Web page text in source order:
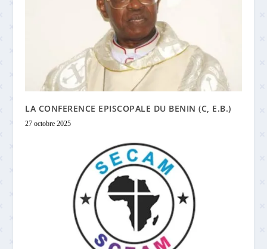
LA CONFERENCE EPISCOPALE DU BENIN (C, E.B.)
27 octobre 2025